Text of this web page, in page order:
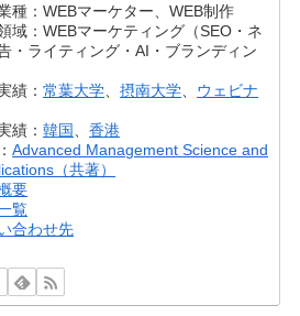
種：WEBマーケター、WEB制作
域：WEBマーケティング（SEO・ネ
・ライティング・AI・ブランディン
績：常葉大学 、摂南大学
ウェビナ
績：韓国 、香港
Advanced Management Science and
（共著）
要
覧
合わせ先